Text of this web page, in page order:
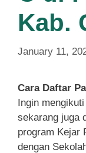
Kab.
January 11,
Cara Daftar
Ingin
sekarang juga
program Kejar
dengan